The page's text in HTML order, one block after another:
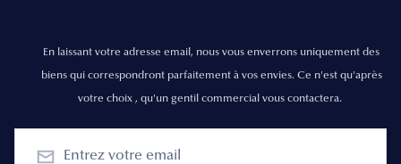
En laissant votre adresse email, nous vous enverrons uniquement des
biens qui correspondront parfaitement à vos envies. Ce n'est qu'après
votre choix , qu'un gentil commercial vous contactera.